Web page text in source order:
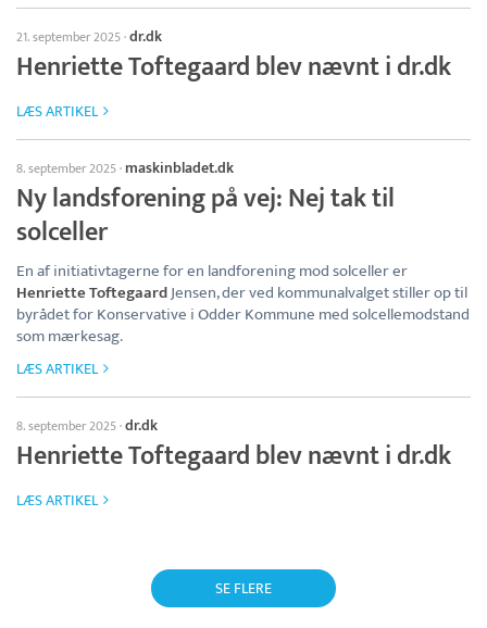
21. september 2025·dr.dk
Henriette Toftegaard blev nævnt i dr.dk
LÆS ARTIKEL
8. september 2025· maskinbladet.dk
Ny landsforening på vej: Nej tak til
solceller
En af initiativtagerne for en landforening mod solceller er
Henriette ToftegaardJensen, der ved kommunalvalget stiller op til
byrådet for Konservative i Odder Kommune med solcellemodstand
som mærkesag.
LÆS ARTIKEL
8. september 2025·dr.dk
Henriette Toftegaard blev nævnt i dr.dk
LÆS ARTIKEL
SE FLERE